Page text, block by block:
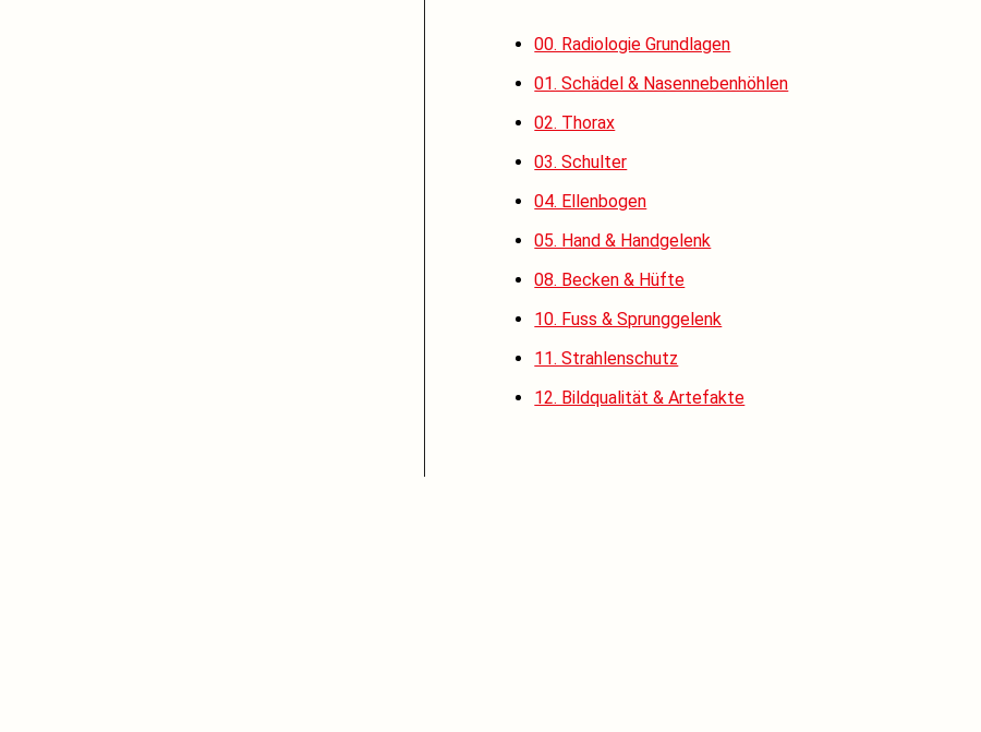
00. Radiologie Grundlagen
01. Schädel & Nasennebenhöhlen
02. Thorax
03. Schulter
04. Ellenbogen
05. Hand & Handgelenk
08. Becken & Hüfte
10. Fuss & Sprunggelenk
11. Strahlenschutz
12. Bildqualität & Artefakte